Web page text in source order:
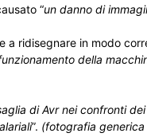
“un danno di
ridisegnare in modo
della
di Avr nei confronti
”. (fotografia